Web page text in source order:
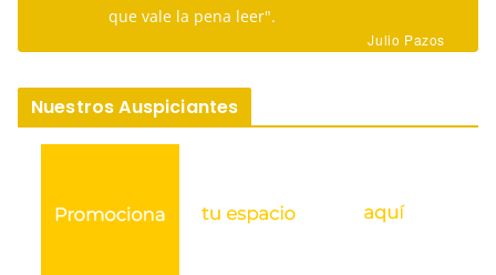
que vale la pena leer".
Julio Pazos
Nuestros Auspiciantes